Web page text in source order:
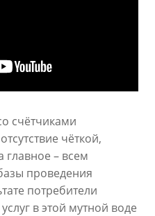
счётчиками
чёткой,
главное – всем
проведения
потребители
в этой мутной воде